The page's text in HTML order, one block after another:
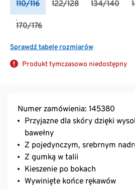
110/116 122/128 134/140
170/176
Sprawdź tabelę rozmiarów
Produkt tymczasowo niedostępny
Numer zamówienia: 145380
Przyjazne dla skóry dzięki
bawełny
Z pojedynczym, srebrnym
Z gumką w talii
Kieszenie po bokach
Wywinięte końce rękawów